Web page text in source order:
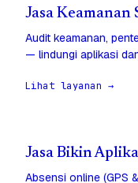
Jasa
Audit keamanan,
— lindungi aplikasi
Lihat layanan →
Jasa Bikin
Absensi online (GPS